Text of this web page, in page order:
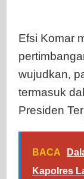
Efsi Komar
wujudkan,
termasuk
Presiden
BACA
Kapolres